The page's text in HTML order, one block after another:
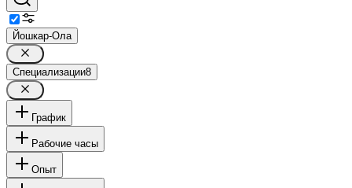
Йошкар-Ола
Специализации8
График
Рабочие часы
Опыт